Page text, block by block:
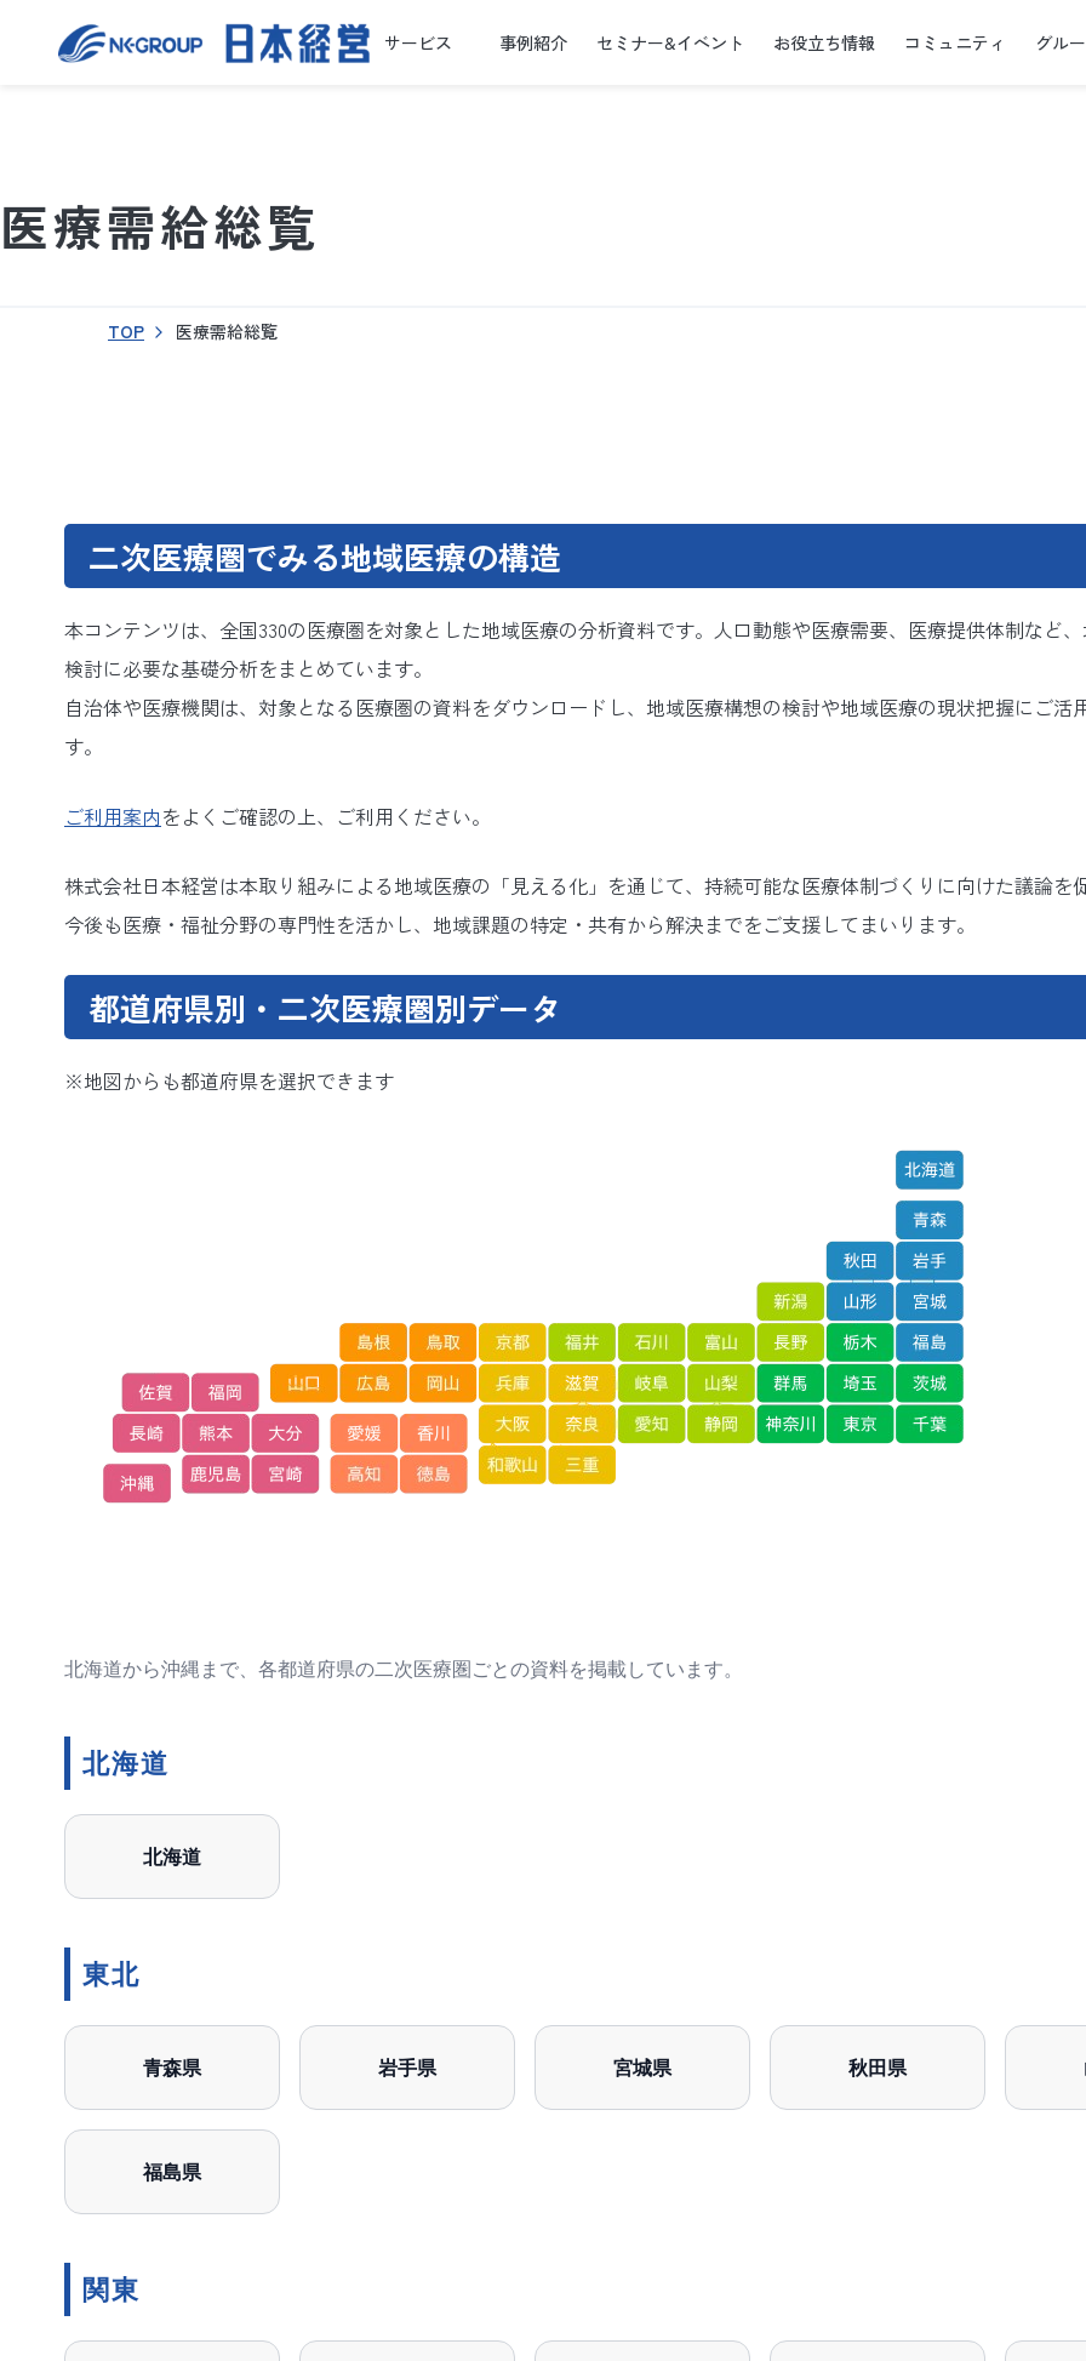
サービス 事例紹介 セミナー&イベント お役立ち情報 コミュニティ グル
医療需給総覧
TOP 医療需給総覧
二次医療圏でみる地域医療の構造
本コンテンツは、全国330の医療圏を対象とした地域医療の分析資料です。人口動態や医療需要、医療提供体制など
検討に必要な基礎分析をまとめています。
自治体や医療機関は、対象となる医療圏の資料をダウンロードし、地域医療構想の検討や地域医療の現状把握にご活
す。
ご利用案内をよくご確認の上、ご利用ください。
株式会社日本経営は本取り組みによる地域医療の「見える化」を通じて、持続可能な医療体制づくりに向けた議論を
今後も医療・福祉分野の専門性を活かし、地域課題の特定・共有から解決までをご支援してまいります。
都道府県別・二次医療圏別データ
※地図からも都道府県を選択できます
北海道から沖縄まで、各都道府県の二次医療圏ごとの資料を掲載しています。
北海道
北海道
東北
青森県 岩手県 宮城県 秋田県
福島県
関東